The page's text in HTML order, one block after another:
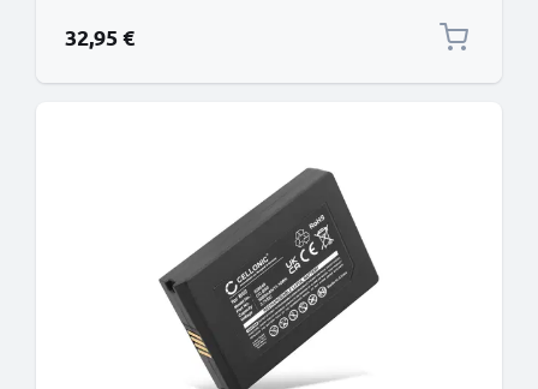
32,95 €